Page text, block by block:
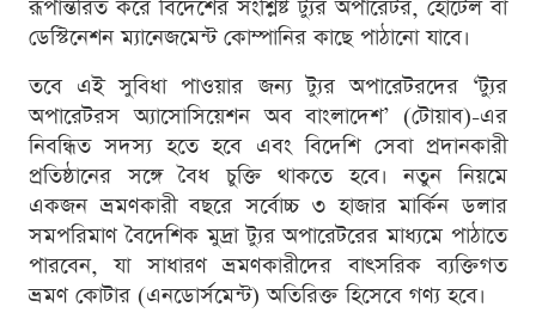
রূপান্তরিত করে বিদেশের সংশ্লিষ্ট ট্যুর অপারেটর, হোটেল বা
ডেস্টিনেশন ম্যানেজমেন্ট কোম্পানির কাছে পাঠানো যাবে।
তবে এই সুবিধা পাওয়ার জন্য ট্যুর অপারেটরদের ‘ট্যুর
অপারেটরস অ্যাসোসিয়েশন অব বাংলাদেশ’ (টোয়াব)-এর
নিবন্ধিত সদস্য হতে হবে এবং বিদেশি সেবা প্রদানকারী
প্রতিষ্ঠানের সঙ্গে বৈধ চুক্তি থাকতে হবে। নতুন নিয়মে
একজন ভ্রমণকারী বছরে সর্বোচ্চ ৩ হাজার মার্কিন ডলার
সমপরিমাণ বৈদেশিক মুদ্রা ট্যুর অপারেটরের মাধ্যমে পাঠাতে
পারবেন, যা সাধারণ ভ্রমণকারীদের বাৎসরিক ব্যক্তিগত
ভ্রমণ কোটার (এনডোর্সমেন্ট) অতিরিক্ত হিসেবে গণ্য হবে।